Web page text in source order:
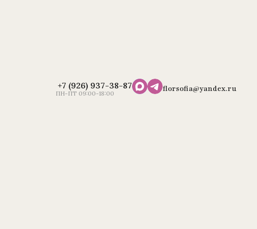
+7 (926) 937-38-87
ПН-ПТ 09:00-18:00 florsofia@yandex.ru